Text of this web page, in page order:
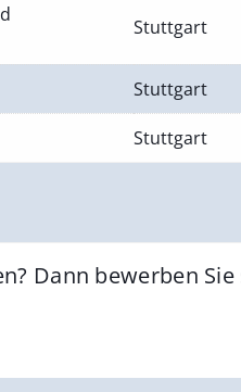
Stuttgart
Stuttgart
Stuttgart
Dann bewerben